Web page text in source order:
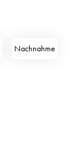
Nach­nahme